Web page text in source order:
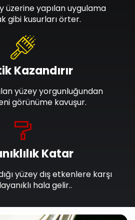
Katar
yüzey dış etkenlere karşı
hala gelir..
Kazandırır
yüzey yorgunluğundan
görünüme kavuşur.
üzerine yapılan uygulama
gibi kusurları örter.